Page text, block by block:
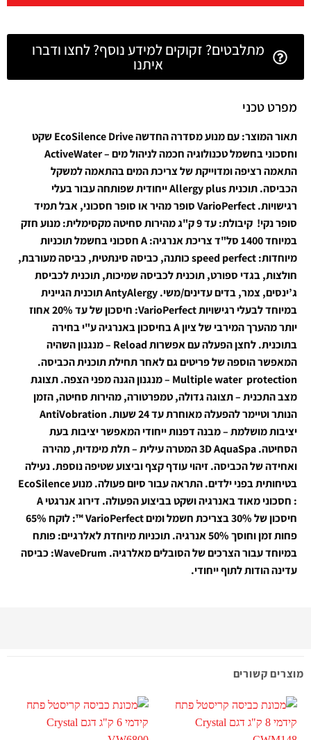
מתלבטים? זקוקים למידע נוסף? לחצו ודברו
איתנו
מפרט טכני
תאור המוצר:
עם מנוע מסדרה החדשה EcoSilence Drive שקט
וחסכוני בחשמל
טכנולוגיה חכמה לניהול מים – ActiveWater
התאמה רציפה ומדוייקת של צריכת המים בהתאמה למשקל
הכביסה.
תוכנית Allergy plus ייחודית שפותחה עבור בעלי
רגישויות.
VarioPerfect סופר מהיר או סופר חסכוני, אבל תמיד
סופר נקי! קיבולת: עד 9 ק"ג
מהירות סחיטה מקסימלית: מנוע חזק
במיוחד 1400 סל"ד
צריכת אנרגיה: A חסכוני בחשמל
תוכניות
מיוחדות: speed perfect
כותנה, כביסה סינתטית, כביסה מעורבת,
חולצות, בגדי ספורט, תוכנית לכביסה שמיכות, תוכנית לכביסת
ג’ינסים, צמר, בדים עדינים/משי.
AntyAlergy תוכנית הגיינית
במיוחד לבעלי רגישויות
VarioPerfect: חיסכון של עד 20% אחוז
יותר מהערך המירבי של ציון A בחיסכון באנרגיה ע"י בחירה
בתוכנית.
לחצן הפעלה עם אפשרות Reload – מנגנון השהיה
המאפשר הוספה של פריטים גם לאחר תחילת תוכנית הכביסה.
Multiple water protection – מנגנון הגנה מפני הצפה.
תצוגת
מצב התכנית – תצוגה גדולה, טמפרטורה, מהירות סחיטה, הזמן
הנותר וטיימר להפעלה מאוחרת עד 24 שעות.
AntiVobration
יציבות מושלמת – מבנה דפנות ייחודי המאפשר יציבות בעת
הסחיטה.
3D AquaSpa המטרה עילית – תלת מימדית, מהירה
ואחידה של הכביסה.זיהוי עודף קצף וביצוע שטיפה נוספת.נעילה
בטיחותית בפני ילדים.התראה עבור סיום פעולה.
מנוע EcoSilence
: חסכוני מאוד באנרגיה ושקט בביצוע הפעולה. דירוג אנרגטי A
חיסכון של 30% בצריכת חשמל ומים VarioPerfect ™: לוקח 65%
פחות זמן וחוסך 50% אנרגיה. תוכניות מיוחדת לאלרגיים: פותח
במיוחד עבור הצרכים של הסובלים מאלרגיה. WaveDrum: כביסה
עדינה הודות לתוף ייחודי.
מוצרים קשורים